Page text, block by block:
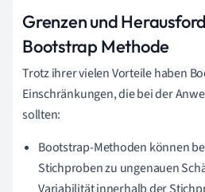
Grenzen und
Bootstrap Methode
Trotz ihrer vielen Vorteile haben
Einschränkungen, die bei der
sollten:
Bootstrap-Methoden können
Stichproben zu ungenauen
Variabilität innerhalb der